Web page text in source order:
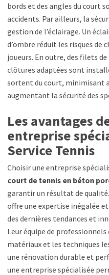
bords et des angles du court
accidents. Par ailleurs, la
gestion de l’éclairage. Un
d’ombre réduit les risques de
joueurs. En outre, des filets
clôtures adaptées sont
sortent du court, minimisant
augmentant la sécurité des
Les avantages
entreprise
Service Tennis
Choisir une entreprise
court de tennis en béton
garantir un résultat de
offre une expertise inégalée
des dernières tendances et
Leur équipe de
matériaux et les techniques
une rénovation durable et
une entreprise spécialisée